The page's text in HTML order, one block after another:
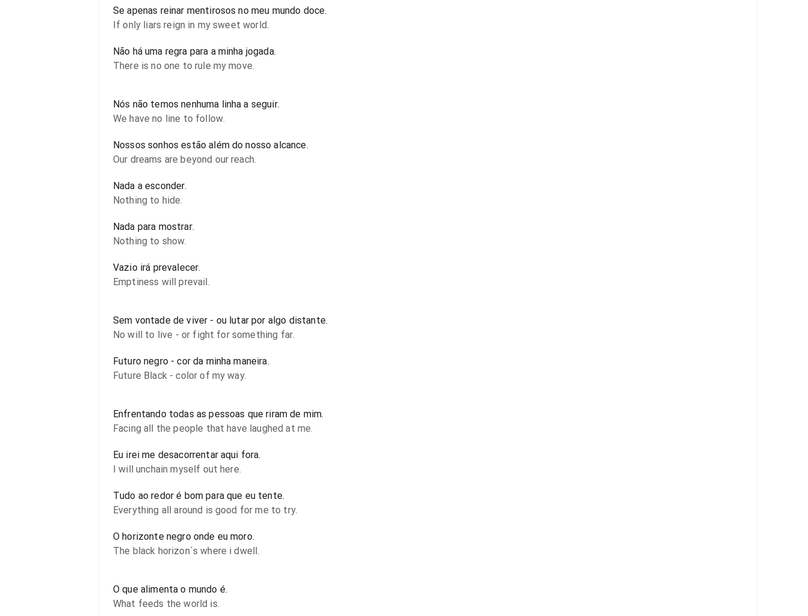
Se apenas reinar mentirosos no meu mundo doce.
If only liars reign in my sweet world.
Não há uma regra para a minha jogada.
There is no one to rule my move.
Nós não temos nenhuma linha a seguir.
We have no line to follow.
Nossos sonhos estão além do nosso alcance.
Our dreams are beyond our reach.
Nada a esconder.
Nothing to hide.
Nada para mostrar.
Nothing to show.
Vazio irá prevalecer.
Emptiness will prevail.
Sem vontade de viver - ou lutar por algo distante.
No will to live - or fight for something far.
Futuro negro - cor da minha maneira.
Future Black - color of my way.
Enfrentando todas as pessoas que riram de mim.
Facing all the people that have laughed at me.
Eu irei me desacorrentar aqui fora.
I will unchain myself out here.
Tudo ao redor é bom para que eu tente.
Everything all around is good for me to try.
O horizonte negro onde eu moro.
The black horizon´s where i dwell.
O que alimenta o mundo é.
What feeds the world is.